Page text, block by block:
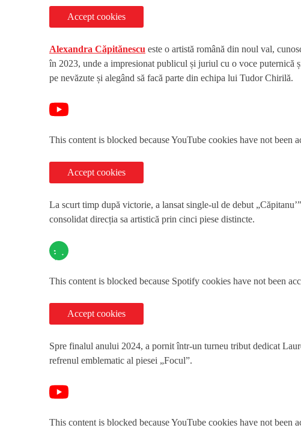
Accept cookies
Alexandra Căpitănescu este o artistă română din noul val,
în 2023, unde a impresionat publicul și juriul cu o voce puternică
pe nevăzute și alegând să facă parte din echipa lui Tudor Chirilă.
This content is blocked because YouTube cookies have not been
Accept cookies
La scurt timp după victorie, a lansat single-ul de debut
consolidat direcția sa artistică prin cinci piese distincte.
This content is blocked because Spotify cookies have not been
Accept cookies
Spre finalul anului 2024, a pornit într-un turneu tribut dedicat
refrenul emblematic al piesei „Focul”.
This content is blocked because YouTube cookies have not been